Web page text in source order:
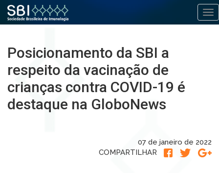
o
Posicionamento da SBI a
respeito da vacinação de
crianças contra COVID-19 é
destaque na GloboNews
07 de janeiro de 2022
COMPARTILHAR